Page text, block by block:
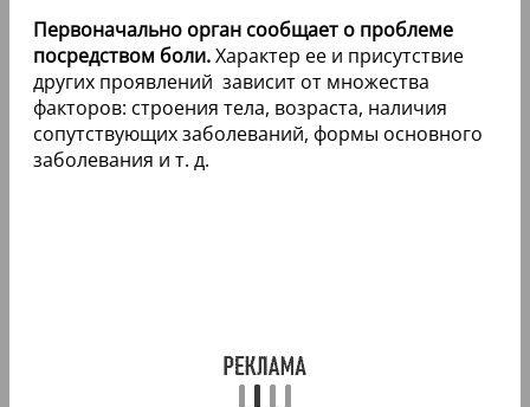
Первоначально орган сообщает о проблеме
посредством боли.Характер ее и присутствие
других проявлений зависит от множества
факторов: строения тела, возраста, наличия
сопутствующих заболеваний, формы основного
заболевания и т. д.